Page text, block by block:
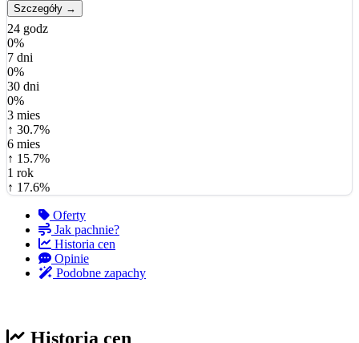
Szczegóły →
24 godz
0%
7 dni
0%
30 dni
0%
3 mies
↑ 30.7%
6 mies
↑ 15.7%
1 rok
↑ 17.6%
Oferty
Jak pachnie?
Historia cen
Opinie
Podobne zapachy
Historia cen